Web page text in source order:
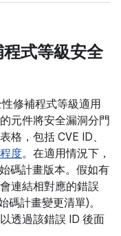
式等級安全
修補程式等級適用
元件將安全漏洞分門
格，包括 CVE ID、
度。在適用情況下，
碼計畫版本。假如有
連結相對應的錯誤
碼計畫變更清單)。
透過該錯誤 ID 後面